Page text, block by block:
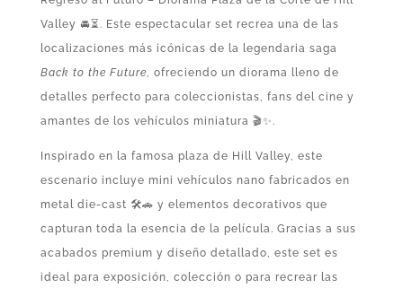
Valley 🚘⏳. Este espectacular set recrea una de las
localizaciones más icónicas de la legendaria saga
Back to the Future, ofreciendo un diorama lleno de
detalles perfecto para coleccionistas, fans del cine y
amantes de los vehículos miniatura 🎬✨.
Inspirado en la famosa plaza de Hill Valley, este
escenario incluye mini vehículos nano fabricados en
metal die-cast 🛠️🚗 y elementos decorativos que
capturan toda la esencia de la película. Gracias a sus
acabados premium y diseño detallado, este set es
ideal para exposición, colección o para recrear las